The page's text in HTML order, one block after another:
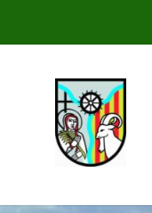
content
main
footer